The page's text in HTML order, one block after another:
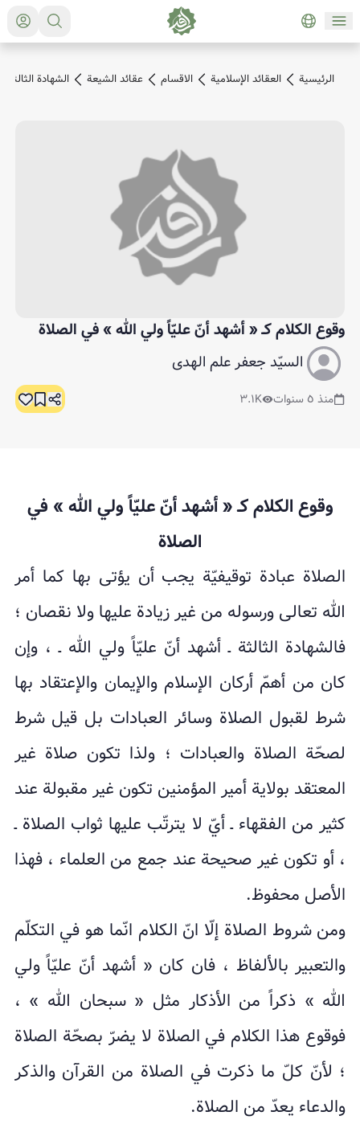
الرئیسیة العقائد الإسلامية الاقسام عقائد الشيعة الشهادة الثالثة
وقوع الكلام كـ « أشهد أنّ عليّاً ولي الله » في الصلاة
السيّد جعفر علم الهدى
منذ ٥ سنوات ٣.١K
وقوع الكلام كـ « أشهد أنّ عليّاً ولي الله » في
الصلاة
الصلاة عبادة توقيفيّة يجب أن يؤتى بها كما أمر
الله تعالى ورسوله من غير زيادة عليها ولا نقصان ؛
فالشهادة الثالثة ـ أشهد أنّ عليّاً ولي الله ـ ، وإن
كان من أهمّ أركان الإسلام والإيمان والإعتقاد بها
شرط لقبول الصلاة وسائر العبادات بل قيل شرط
لصحّة الصلاة والعبادات ؛ ولذا تكون صلاة غير
المعتقد بولاية أمير المؤمنين تكون غير مقبولة عند
كثير من الفقهاء ـ أيّ لا يترتّب عليها ثواب الصلاة ـ
، أو تكون غير صحيحة عند جمع من العلماء ، فهذا
الأصل محفوظ.
ومن شروط الصلاة إلّا انّ الكلام انّما هو في التكلّم
والتعبير بالألفاظ ، فان كان « أشهد أنّ عليّاً ولي
الله » ذكراً من الأذكار مثل « سبحان الله » ،
فوقوع هذا الكلام في الصلاة لا يضرّ بصحّة الصلاة
؛ لأنّ كلّ ما ذكرت في الصلاة من القرآن والذكر
والدعاء يعدّ من الصلاة.